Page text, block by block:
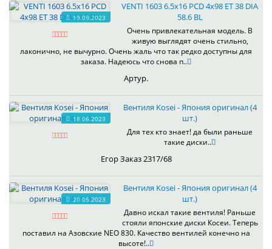
19.09.2023
VENTI 1603 6.5x16 PCD 4x98 ET 38 DIA
58.6 BL
Очень привлекательная модель. В
живую выглядят очень стильно,
лаконично, не вычурно. Очень жаль что так редко доступны для
заказа. Надеюсь что снова п..
Артур.
18.06.2023
Вентиля Kosei - Япония оригинал (4
шт.)
Для тех кто знает! да были раньше
такие диски..
Егор Заказ 2317/68
20.05.2023
Вентиля Kosei - Япония оригинал (4
шт.)
Давно искал такие вентиля! Раньше
стояли японские диски Косеи. Теперь
поставил на Азовские NEO 830. Качество вентилей конечно на
высоте!..